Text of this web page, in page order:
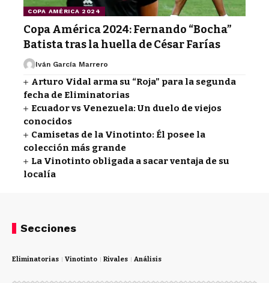
COPA AMÉRICA 2024
Copa América 2024: Fernando “Bocha”
Batista tras la huella de César Farías
Iván García Marrero
Arturo Vidal arma su “Roja” para la segunda
fecha de Eliminatorias
Ecuador vs Venezuela: Un duelo de viejos
conocidos
Camisetas de la Vinotinto: Él posee la
colección más grande
La Vinotinto obligada a sacar ventaja de su
localía
Secciones
Eliminatorias Vinotinto Rivales Análisis